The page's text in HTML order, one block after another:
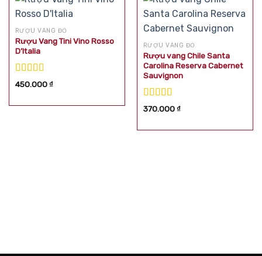
RƯỢU VANG ĐỎ
Rượu Vang Tini Vino Rosso
D’Italia
Được xếp
450.000₫
RƯỢU VANG ĐỎ
Rượu vang Chile Santa
Carolina Reserva Cabernet
Sauvignon
Được xếp
370.000₫